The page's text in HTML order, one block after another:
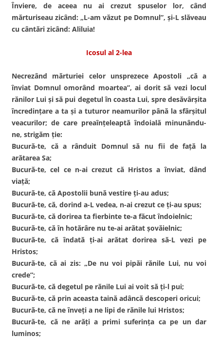
Înviere, de aceea nu ai crezut spuselor lor, când
mărturiseau zicând: „L-am văzut pe Domnul”, şi-L slăveau
cu cântări zicând: Aliluia!
Icosul al 2-lea
Necrezând mărturiei celor unsprezece Apostoli „că a
înviat Domnul omorând moartea”, ai dorit să vezi locul
rănilor Lui şi să pui degetul în coasta Lui, spre desăvârşita
încredinţare a ta şi a tuturor neamurilor până la sfârşitul
veacurilor; de care preaînţeleaptă îndoială minunându-
ne, strigăm ţie:
Bucură-te, că a rânduit Domnul să nu fii de faţă la
arătarea Sa;
Bucură-te, cel ce n-ai crezut că Hristos a înviat, dând
viaţă;
Bucură-te, că Apostolii bună vestire ţi-au adus;
Bucură-te, că, dorind a-L vedea, n-ai crezut ce ţi-au spus;
Bucură-te, că dorirea ta fierbinte te-a făcut îndoielnic;
Bucură-te, că în hotărâre nu te-ai arătat şovăielnic;
Bucură-te, că îndată ţi-ai arătat dorirea să-L vezi pe
Hristos;
Bucură-te, că ai zis: „De nu voi pipăi rănile Lui, nu voi
crede”;
Bucură-te, că degetul pe rănile Lui ai voit să ţi-l pui;
Bucură-te, că prin aceasta taină adâncă descoperi oricui;
Bucură-te, că ne înveţi a ne lipi de rănile lui Hristos;
Bucură-te, că ne arăţi a primi suferinţa ca pe un dar
luminos;